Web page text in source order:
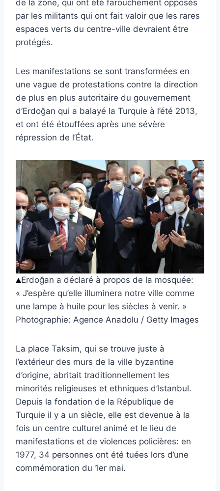
de la zone, qui ont été farouchement opposés
par les militants qui ont fait valoir que les rares
espaces verts du centre-ville devraient être
protégés.
Les manifestations se sont transformées en
une vague de protestations contre la direction
de plus en plus autoritaire du gouvernement
d’Erdoğan qui a balayé la Turquie à l’été 2013,
et ont été étouffées après une sévère
répression de l’État.
Erdoğan a déclaré à propos de la mosquée:
« J’espère qu’elle illuminera notre ville comme
une lampe à huile pour les siècles à venir. »
Photographie: Agence Anadolu / Getty Images
La place Taksim, qui se trouve juste à
l’extérieur des murs de la ville byzantine
d’origine, abritait traditionnellement les
minorités religieuses et ethniques d’Istanbul.
Depuis la fondation de la République de
Turquie il y a un siècle, elle est devenue à la
fois un centre culturel animé et le lieu de
manifestations et de violences policières: en
1977, 34 personnes ont été tuées lors d’une
commémoration du 1er mai.